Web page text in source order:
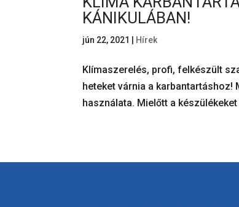
KÁNIKULÁBAN!
jún 22, 2021 Hírek
Klímaszerelés, profi, felkészült
heteket várnia a karbantartáshoz!
használata. Mielőtt a